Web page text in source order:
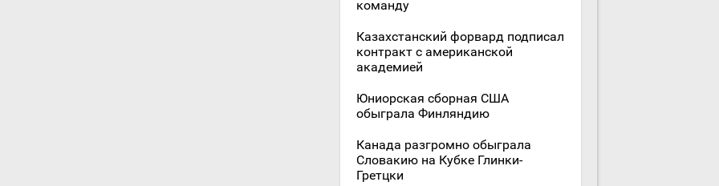
команду
Казахстанский форвард подписал
контракт с американской
академией
Юниорская сборная США
обыграла Финляндию
Канада разгромно обыграла
Словакию на Кубке Глинки-
Гретцки